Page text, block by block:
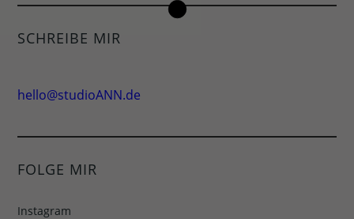
SCHREIBE MIR
hello@studioANN.de
FOLGE MIR
Instagram